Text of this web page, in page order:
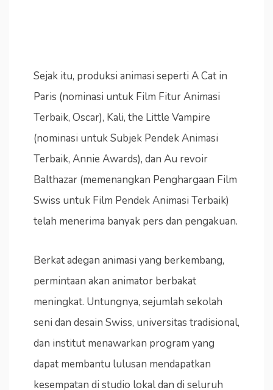
Sejak itu, produksi animasi seperti A Cat in
Paris (nominasi untuk Film Fitur Animasi
Terbaik, Oscar), Kali, the Little Vampire
(nominasi untuk Subjek Pendek Animasi
Terbaik, Annie Awards), dan Au revoir
Balthazar (memenangkan Penghargaan Film
Swiss untuk Film Pendek Animasi Terbaik)
telah menerima banyak pers dan pengakuan.
Berkat adegan animasi yang berkembang,
permintaan akan animator berbakat
meningkat. Untungnya, sejumlah sekolah
seni dan desain Swiss, universitas tradisional,
dan institut menawarkan program yang
dapat membantu lulusan mendapatkan
kesempatan di studio lokal dan di seluruh